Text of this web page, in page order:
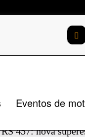
Eventos de
457: nova